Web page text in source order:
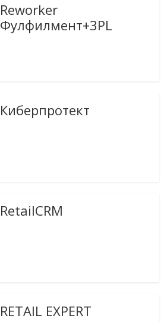
Reworker
Фулфилмент+3PL
Киберпротект
RetailCRM
RETAIL EXPERT